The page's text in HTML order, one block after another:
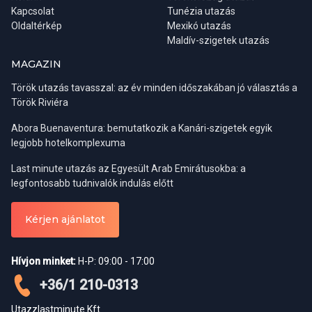
Ha viszont inkább csak kulturális céllal látogatnánk az országba,
akkor a tavaszi időszak a legideálisabb. A téli esőzések ilyenkor
már véget értek, a levegő kellemesen meleg, a táj pedig a
partján. Amennyiben a keleti, hegyvidéki területekre is kíváncsiak
vagyunk, az utazás ideális ideje május és október közé tehető,
télen ugyanis ezen a területen gyakoriak a fagyok, illetve a
havazás miatti útlezárások.
Régiók:
Belek, Side, Alanya
Részvételi díj:
0-6 év ingyenes / 7-12 év 18 € / felnőtt 35 €
Azoknak ajánljuk ezt a programunkat, akik tengeribetegek vagy
nem szeretnék feláldozni egy napjukat a város felfedezésével,
Kapcsolat
Oldaltérkép
Tunézia utazás
Mexikó utazás
Maldív-szigetek utazás
MAGAZIN
Török utazás tavasszal: az év minden időszakában jó választás a
Török Riviéra
Abora Buenaventura: bemutatkozik a Kanári-szigetek egyik
legjobb hotelkomplexuma
Last minute utazás az Egyesült Arab Emirátusokba: a
legfontosabb tudnivalók indulás előtt
Kérjen ajánlatot
Hívjon minket: H-P: 09:00 - 17:00
+36/1 210-0313
Utazzlastminute Kft